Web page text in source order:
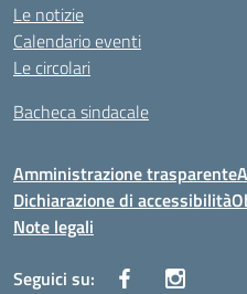
Le notizie
Calendario eventi
Le circolari
Bacheca sindacale
Amministrazione trasparente
Dichiarazione di accessibilità
Note legali
Seguici su: